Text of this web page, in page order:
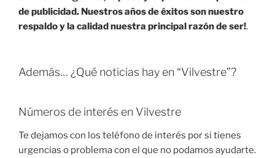
de publicidad. Nuestros años de éxitos son nuestro
respaldo y la calidad nuestra principal razón de ser!.
Además… ¿Qué noticias hay en “Vilvestre”?
Números de interés en Vilvestre
Te dejamos con los teléfono de interés por si tienes
urgencias o problema con el que no podamos ayudarte.